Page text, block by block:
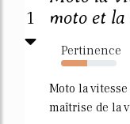
1
moto et
Pertinence
47%
Moto la
maîtrise de la